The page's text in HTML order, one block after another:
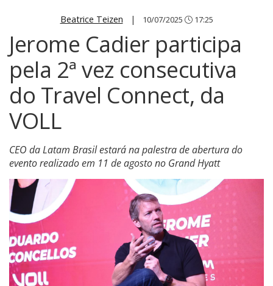
Beatrice Teizen | 10/07/2025 17:25
Jerome Cadier participa
pela 2ª vez consecutiva
do Travel Connect, da
VOLL
CEO da Latam Brasil estará na palestra de abertura do
evento realizado em 11 de agosto no Grand Hyatt